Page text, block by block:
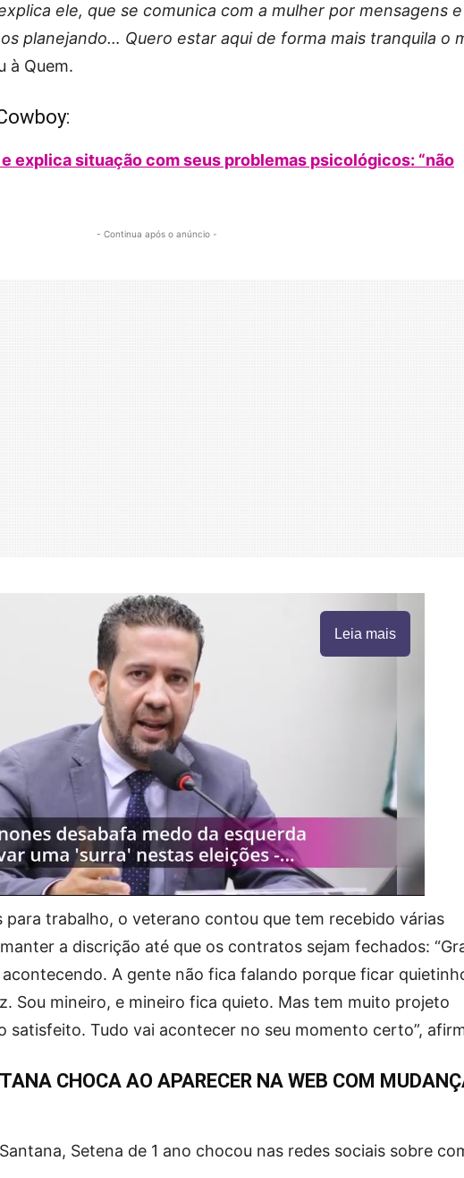
ele, que se comunica com a mulher por mensagens e
planejando… Quero estar aqui de forma mais tranquila o
à Quem.
explica situação com seus problemas psicológicos: “não
- Continua após o anúncio -
Leia mais
para trabalho, o veterano contou que tem recebido várias
a discrição até que os contratos sejam fechados:
A gente não fica falando porque ficar
Sou mineiro, e mineiro fica quieto. Mas tem muito projeto
satisfeito. Tudo vai acontecer no seu momento certo”,
CHOCA AO APARECER NA WEB COM
Setena de 1 ano chocou nas redes sociais sobre